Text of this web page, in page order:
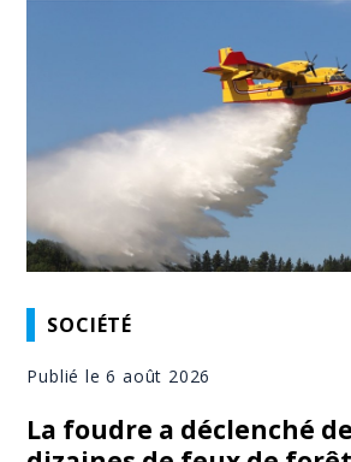
SOCIÉTÉ
Publié le 6 août 2026
La foudre a déclenché